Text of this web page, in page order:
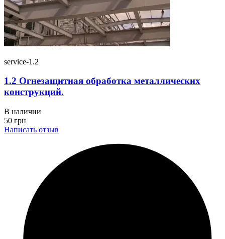
service-1.2
1.2 Огнезащитная обработка металлических
конструкций.
В наличии
50 грн
Написать отзыв